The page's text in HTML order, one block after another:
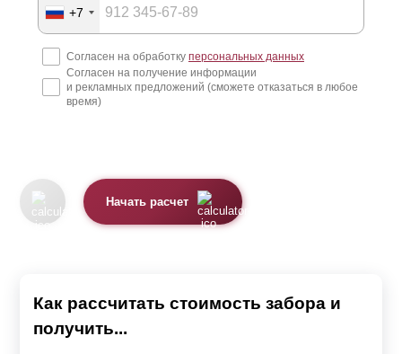
+7
Согласен на обработку персональных данных
Согласен на получение информации
и рекламных предложений (сможете отказаться в любое
время)
Начать расчет
Как рассчитать стоимость забора и
получить...